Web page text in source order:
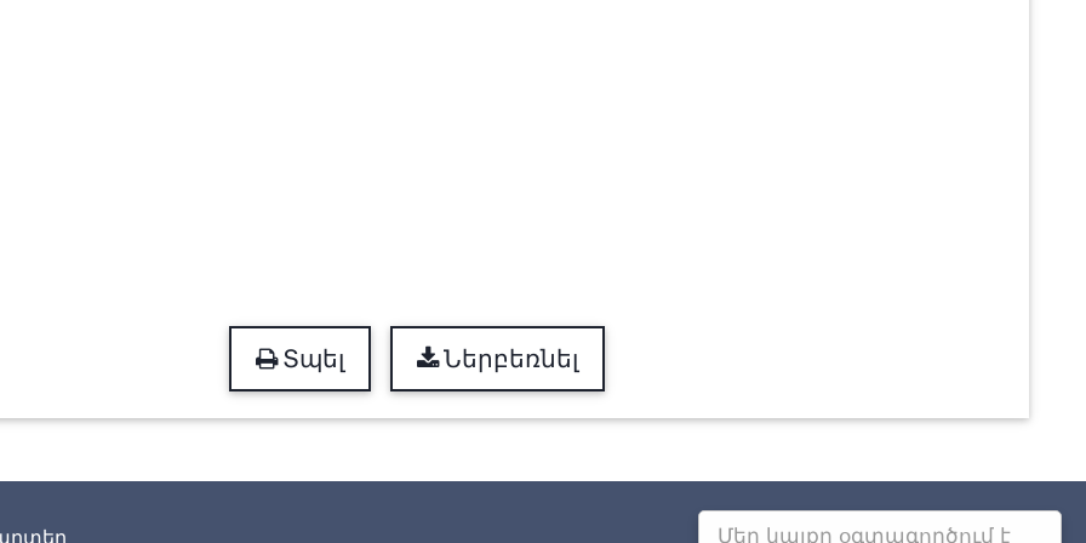
Մեր կայքը օգտագործում է
Տպել Ներբեռնել
Այլ քաղաքներում